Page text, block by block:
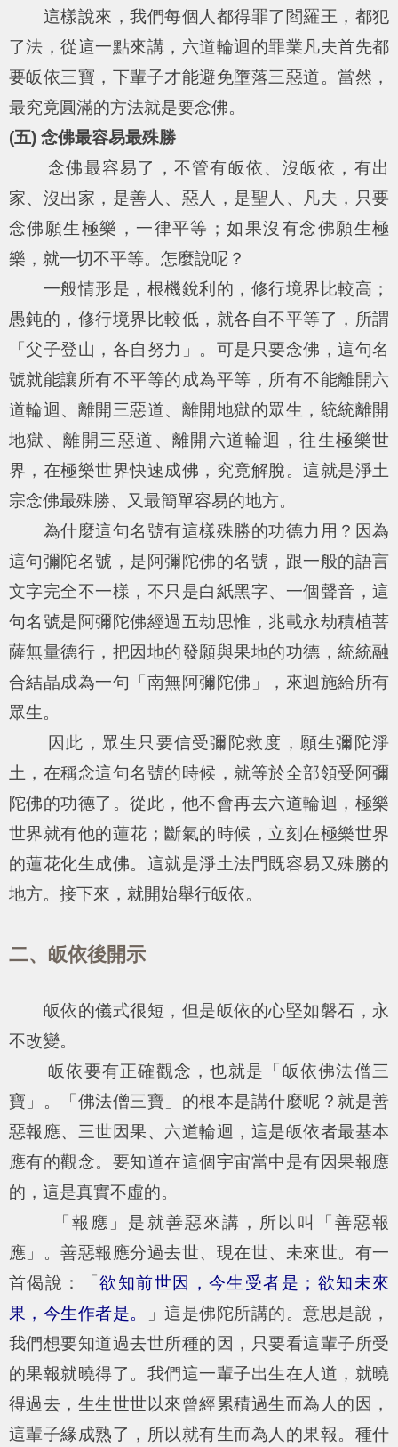
這樣說來，我們每個人都得罪了閻羅王，都犯
了法，從這一點來講，六道輪迴的罪業凡夫首先都
要皈依三寶，下輩子才能避免墮落三惡道。當然，
最究竟圓滿的方法就是要念佛。
(五) 念佛最容易最殊勝
念佛最容易了，不管有皈依、沒皈依，有出
家、沒出家，是善人、惡人，是聖人、凡夫，只要
念佛願生極樂，一律平等；如果沒有念佛願生極
樂，就一切不平等。怎麼說呢？
一般情形是，根機銳利的，修行境界比較高；
愚鈍的，修行境界比較低，就各自不平等了，所謂
「父子登山，各自努力」。可是只要念佛，這句名
號就能讓所有不平等的成為平等，所有不能離開六
道輪迴、離開三惡道、離開地獄的眾生，統統離開
地獄、離開三惡道、離開六道輪迴，往生極樂世
界，在極樂世界快速成佛，究竟解脫。這就是淨土
宗念佛最殊勝、又最簡單容易的地方。
為什麼這句名號有這樣殊勝的功德力用？因為
這句彌陀名號，是阿彌陀佛的名號，跟一般的語言
文字完全不一樣，不只是白紙黑字、一個聲音，這
句名號是阿彌陀佛經過五劫思惟，兆載永劫積植菩
薩無量德行，把因地的發願與果地的功德，統統融
合結晶成為一句「南無阿彌陀佛」，來迴施給所有
眾生。
因此，眾生只要信受彌陀救度，願生彌陀淨
土，在稱念這句名號的時候，就等於全部領受阿彌
陀佛的功德了。從此，他不會再去六道輪迴，極樂
世界就有他的蓮花；斷氣的時候，立刻在極樂世界
的蓮花化生成佛。這就是淨土法門既容易又殊勝的
地方。接下來，就開始舉行皈依。
二、皈依後開示
皈依的儀式很短，但是皈依的心堅如磐石，永
不改變。
皈依要有正確觀念，也就是「皈依佛法僧三
寶」。「佛法僧三寶」的根本是講什麼呢？就是善
惡報應、三世因果、六道輪迴，這是皈依者最基本
應有的觀念。要知道在這個宇宙當中是有因果報應
的，這是真實不虛的。
「報應」是就善惡來講，所以叫「善惡報
應」。善惡報應分過去世、現在世、未來世。有一
首偈說：「欲知前世因，今生受者是；欲知未來
果，今生作者是。
」這是佛陀所講的。意思是說，
我們想要知道過去世所種的因，只要看這輩子所受
的果報就曉得了。我們這一輩子出生在人道，就曉
得過去，生生世世以來曾經累積過生而為人的因，
這輩子緣成熟了，所以就有生而為人的果報。種什